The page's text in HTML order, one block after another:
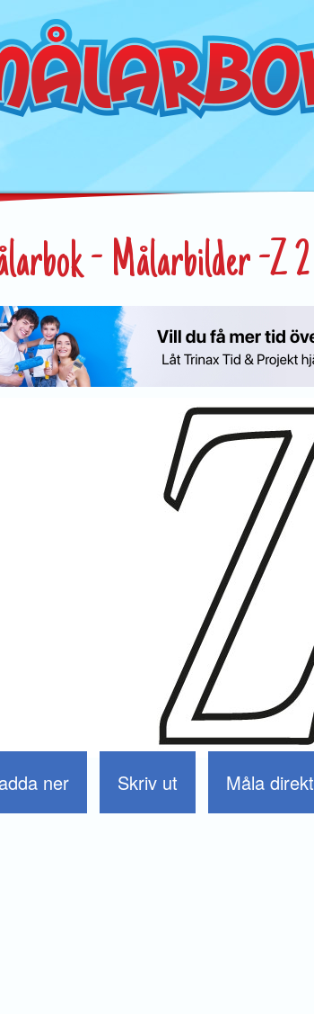
- Målarbilder -Z 2
ner Skriv ut Måla direkt